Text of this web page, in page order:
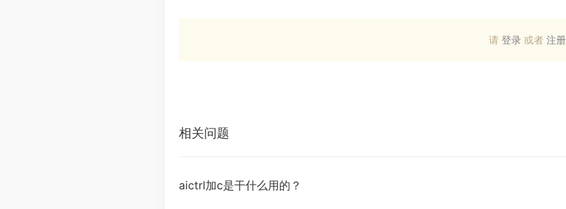
请 登录 或者 注册
相关问题
aictrl加c是干什么用的？